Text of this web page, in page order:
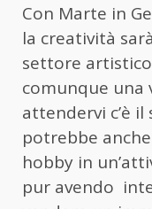
Con Marte in
la creatività
settore
comunque una
attendervi c’è il
potrebbe
hobby in
pur avendo